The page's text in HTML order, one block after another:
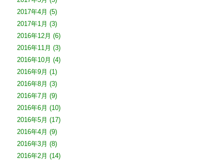
2017年4月 (5)
2017年1月 (3)
2016年12月 (6)
2016年11月 (3)
2016年10月 (4)
2016年9月 (1)
2016年8月 (3)
2016年7月 (9)
2016年6月 (10)
2016年5月 (17)
2016年4月 (9)
2016年3月 (8)
2016年2月 (14)